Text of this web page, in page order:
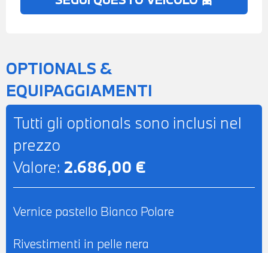
DI PERMUTA - POSSIBILITA' DI
OPTIONALS &
EQUIPAGGIAMENTI
Tutti gli optionals sono inclusi nel
prezzo
Valore: 2.686,00 €
Vernice pastello Bianco Polare
Rivestimenti in pelle nera